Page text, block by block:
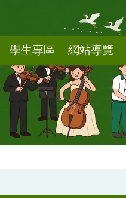
學生專區 網站導覽